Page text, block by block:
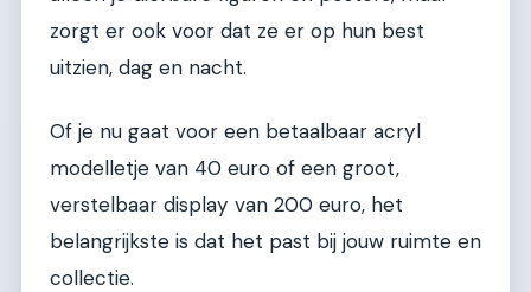
zorgt er ook voor dat ze er op hun best
uitzien, dag en nacht.
Of je nu gaat voor een betaalbaar acryl
modelletje van 40 euro of een groot,
verstelbaar display van 200 euro, het
belangrijkste is dat het past bij jouw ruimte en
collectie.